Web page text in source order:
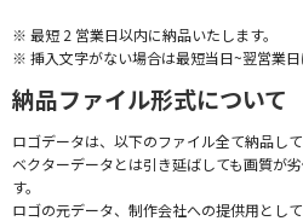
※ 最短 2 営業日以内に納品いたします。
※ 挿入文字がない場合は最短当日~翌営業日
納品ファイル形式について
ロゴデータは、以下のファイル全て納品して
ベクターデータとは引き延ばしても画質が
す。
ロゴの元データ、制作会社への提供用として